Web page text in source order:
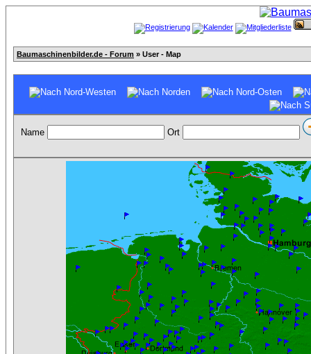
Baumaschinenbilder.de - Forum » User - Map
Name Ort